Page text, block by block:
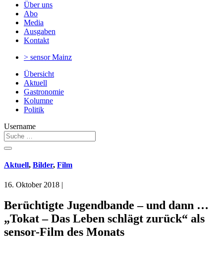
Über uns
Abo
Media
Ausgaben
Kontakt
> sensorMainz
Übersicht
Aktuell
Gastronomie
Kolumne
Politik
Username
Aktuell, Bilder, Film
16. Oktober 2018 |
Berüchtigte Jugendbande – und dann …
„Tokat – Das Leben schlägt zurück“ als
sensor-Film des Monats